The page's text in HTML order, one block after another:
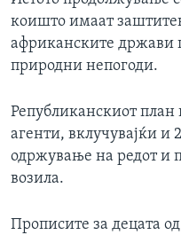
коишто имаат
африканските држави
природни непогоди.
Републиканскиот
агенти, вклучувајќи
одржување на редот и
возила.
Прописите за децата